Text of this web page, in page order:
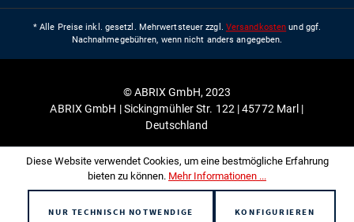
* Alle Preise inkl. gesetzl. Mehrwertsteuer zzgl. Versandkosten und ggf.
Nachnahmegebühren, wenn nicht anders angegeben.
© ABRIX GmbH, 2023
ABRIX GmbH | Sickingmühler Str. 122 | 45772 Marl |
Deutschland
Diese Website verwendet Cookies, um eine bestmögliche Erfahrung
bieten zu können. Mehr Informationen ...
NUR TECHNISCH NOTWENDIGE KONFIGURIEREN